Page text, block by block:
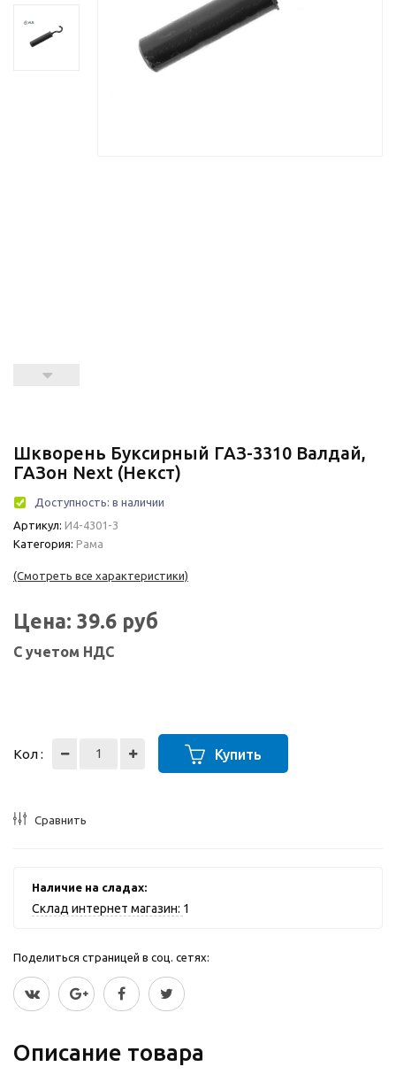
Шкворень Буксирный ГАЗ-3310 Валдай,
ГАЗон Next (Некст)
Доступность: в наличии
Артикул: И4-4301-3
Категория: Рама
(Смотреть все характеристики)
Цена: 39.6 руб
С учетом НДС
Кол : Купить
Сравнить
Наличие на сладах:
Склад интернет магазин: 1
Поделиться страницей в соц. сетях:
Описание товара